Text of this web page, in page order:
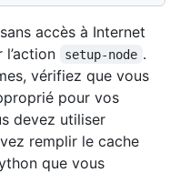
accès à Internet
setup-node .
vérifiez que vous
pour vos
devez utiliser
remplir le cache
que vous